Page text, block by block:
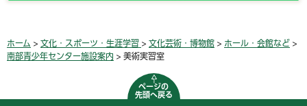
ホーム > 文化・スポーツ・生涯学習 > 文化芸術・博物館 > ホール・会館など >
南部青少年センター施設案内 > 美術実習室
ページの
先頭へ戻る